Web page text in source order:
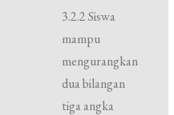
3.2.2 Siswa
mampu
mengurangkan
dua bilangan
tiga angka